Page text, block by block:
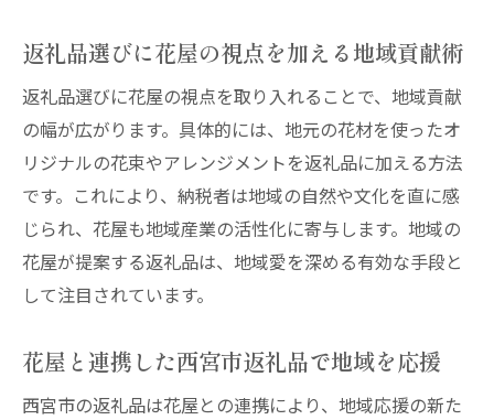
返礼品選びに花屋の視点を加える地域貢献術
返礼品選びに花屋の視点を取り入れることで、地域貢献
の幅が広がります。具体的には、地元の花材を使ったオ
リジナルの花束やアレンジメントを返礼品に加える方法
です。これにより、納税者は地域の自然や文化を直に感
じられ、花屋も地域産業の活性化に寄与します。地域の
花屋が提案する返礼品は、地域愛を深める有効な手段と
して注目されています。
花屋と連携した西宮市返礼品で地域を応援
西宮市の返礼品は花屋との連携により、地域応援の新た